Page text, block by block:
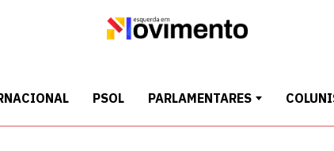
PSOL PARLAMENTARES